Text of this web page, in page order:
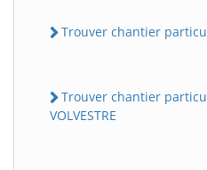
Trouver chantier
Trouver chantier
VOLVESTRE